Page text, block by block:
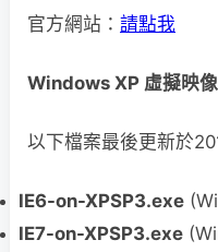
官方網站： 請點我
Windows XP 虛擬映
以下檔案最後更新於
IE6-on-XPSP3.exe
IE7-on-XPSP3.exe